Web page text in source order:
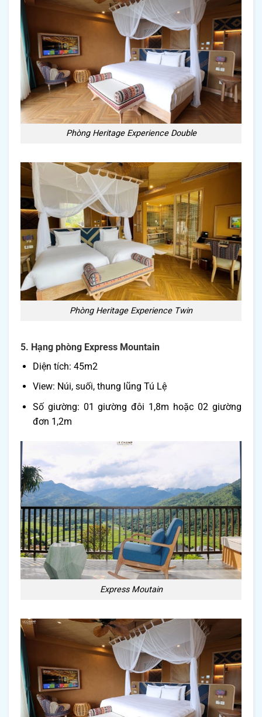
Phòng Heritage Experience Double
Phòng Heritage Experience Twin
5. Hạng phòng Express Mountain
Diện tích: 45m2
View: Núi, suối, thung lũng Tú Lệ
Số giường: 01 giường đôi 1,8m hoặc 02 giường
đơn 1,2m
Express Moutain